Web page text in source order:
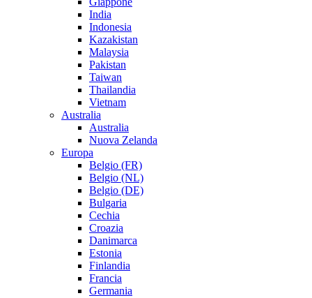
India
Indonesia
Kazakistan
Malaysia
Pakistan
Taiwan
Thailandia
Vietnam
Australia
Australia
Nuova Zelanda
Europa
Belgio (FR)
Belgio (NL)
Belgio (DE)
Bulgaria
Cechia
Croazia
Danimarca
Estonia
Finlandia
Francia
Germania